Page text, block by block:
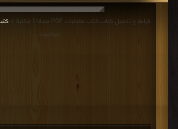
قراءة و تحميل كتاب كتاب هلاليات PDF مجانا | مكتبة >
مرة/مرات